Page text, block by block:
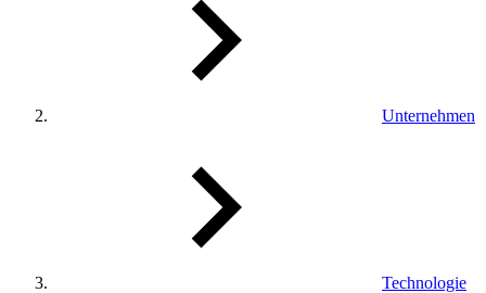
Unternehmen
Technologie